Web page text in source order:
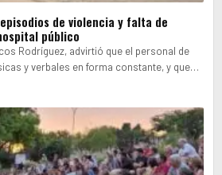
de violencia y falta de
público
Rodríguez, advirtió que el personal de
y verbales en forma constante, y que…